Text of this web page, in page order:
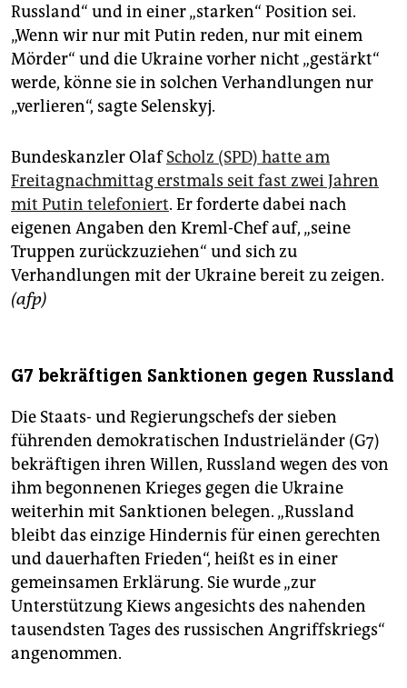
Russland“ und in einer „starken“ Position sei.
„Wenn wir nur mit Putin reden, nur mit einem
Mörder“ und die Ukraine vorher nicht „gestärkt“
werde, könne sie in solchen Verhandlungen nur
„verlieren“, sagte Selenskyj.
Bundeskanzler OlafScholz (SPD) hatte am
Freitagnachmittag erstmals seit fast zwei Jahren
mit Putin telefoniert. Er forderte dabei nach
eigenen Angaben den Kreml-Chef auf, „seine
Truppen zurückzuziehen“ und sich zu
Verhandlungen mit der Ukraine bereit zu zeigen.
(afp)
G7 bekräftigen Sanktionen gegen Russland
Die Staats- und Regierungschefs der sieben
führenden demokratischen Industrieländer (G7)
bekräftigen ihren Willen, Russland wegen des von
ihm begonnenen Krieges gegen die Ukraine
weiterhin mit Sanktionen belegen. „Russland
bleibt das einzige Hindernis für einen gerechten
und dauerhaften Frieden“, heißt es in einer
gemeinsamen Erklärung. Sie wurde „zur
Unterstützung Kiews angesichts des nahenden
tausendsten Tages des russischen Angriffskriegs“
angenommen.